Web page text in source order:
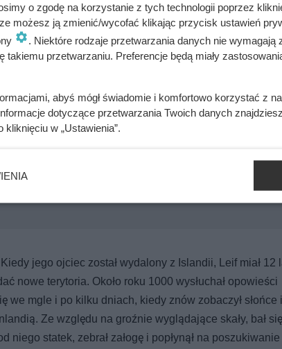
Wikingiem w starej. Szeroko reklamował nowe
później rozrosło się do 4000 mieszkańców.
W pełni sobie na to zasłużył
głową w dół. Mroczny i krwawy koniec uczniów
jego ojciec został wydalony z Islandii, Leif miał 12
nowe terytoria. Około roku 1000 wysłuchał opowieści
we mgle i po kilku dniach, kiedy znów zobaczył słońce
Ze względu na groźnie wyglądające skały, bał
statek, zebrał załogę i popłynął na
o zgodę na korzystanie z tych technologii poprzez
możesz ją zmienić/wycofać klikając przycisk ustawień
. Niektóre rodzaje przetwarzania danych nie wymagają
takiemu przetwarzaniu. Preferencje będą miały
abyś mógł świadomie i komfortowo korzystać z
dotyczące przetwarzania Twoich danych
kliknięciu w „Ustawienia”.